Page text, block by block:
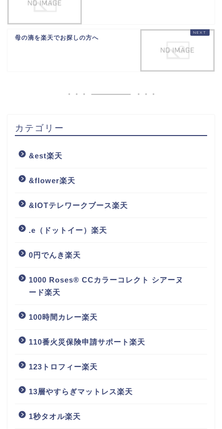
母の滴を楽天でお探しの方へ
カテゴリー
&est楽天
&flower楽天
&IOTテレワークブース楽天
.e（ドットイー）楽天
0円でんき楽天
1000 Roses® CCカラーコレクト シアーヌ
ード楽天
100時間カレー楽天
110番火災保険申請サポート楽天
123トロフィー楽天
13層やすらぎマットレス楽天
1秒タオル楽天